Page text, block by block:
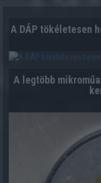
A DÁP tökéletesen
A legtöbb